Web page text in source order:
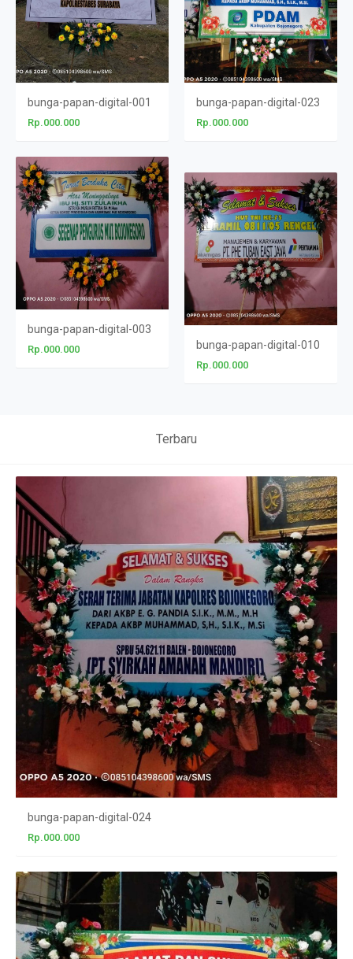
bunga-papan-digital-001
Rp.000.000
bunga-papan-digital-023
Rp.000.000
bunga-papan-digital-003
Rp.000.000 bunga-papan-digital-010
Rp.000.000
Terbaru
bunga-papan-digital-024
Rp.000.000